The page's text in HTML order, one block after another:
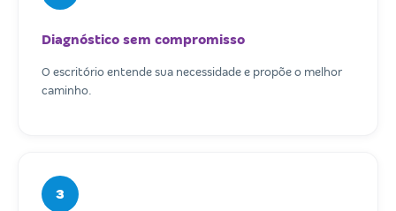
Diagnóstico sem compromisso
O escritório entende sua necessidade e propõe o melhor
caminho.
3